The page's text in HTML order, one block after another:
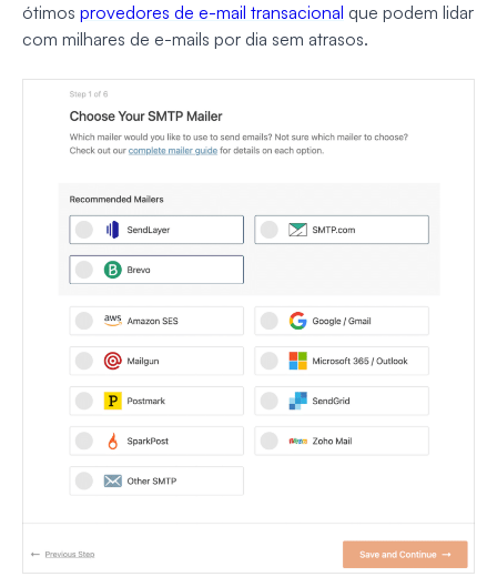
ótimos provedores de e-mail transacional que podem lidar
com milhares de e-mails por dia sem atrasos.